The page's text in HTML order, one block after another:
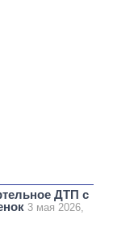
ДТП с
3 мая 2026,